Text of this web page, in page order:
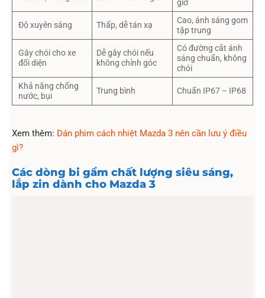
giờ
Độ xuyên sáng Thấp, dễ tán xạ
Cao, ánh sáng gom
tập trung
Gây chói cho xe
đối diện
Dễ gây chói nếu
không chỉnh góc
Có đường cắt ánh
sáng chuẩn, không
chói
Khả năng chống
nước, bụi
Trung bình Chuẩn IP67 – IP68
Xem thêm: Dán phim cách nhiệt Mazda 3 nên cần lưu ý điều
gì?
Các dòng bi gầm chất lượng siêu sáng,
lắp zin dành cho Mazda 3